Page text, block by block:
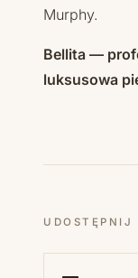
Murphy.
Bellita —
luksusowa
UDOSTĘPNIJ